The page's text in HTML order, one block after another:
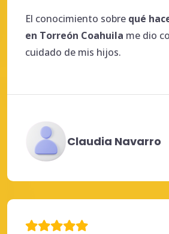
El conocimiento sobre qué
en Torreón Coahuila me dio
cuidado de mis hijos.
Claudia Navarro